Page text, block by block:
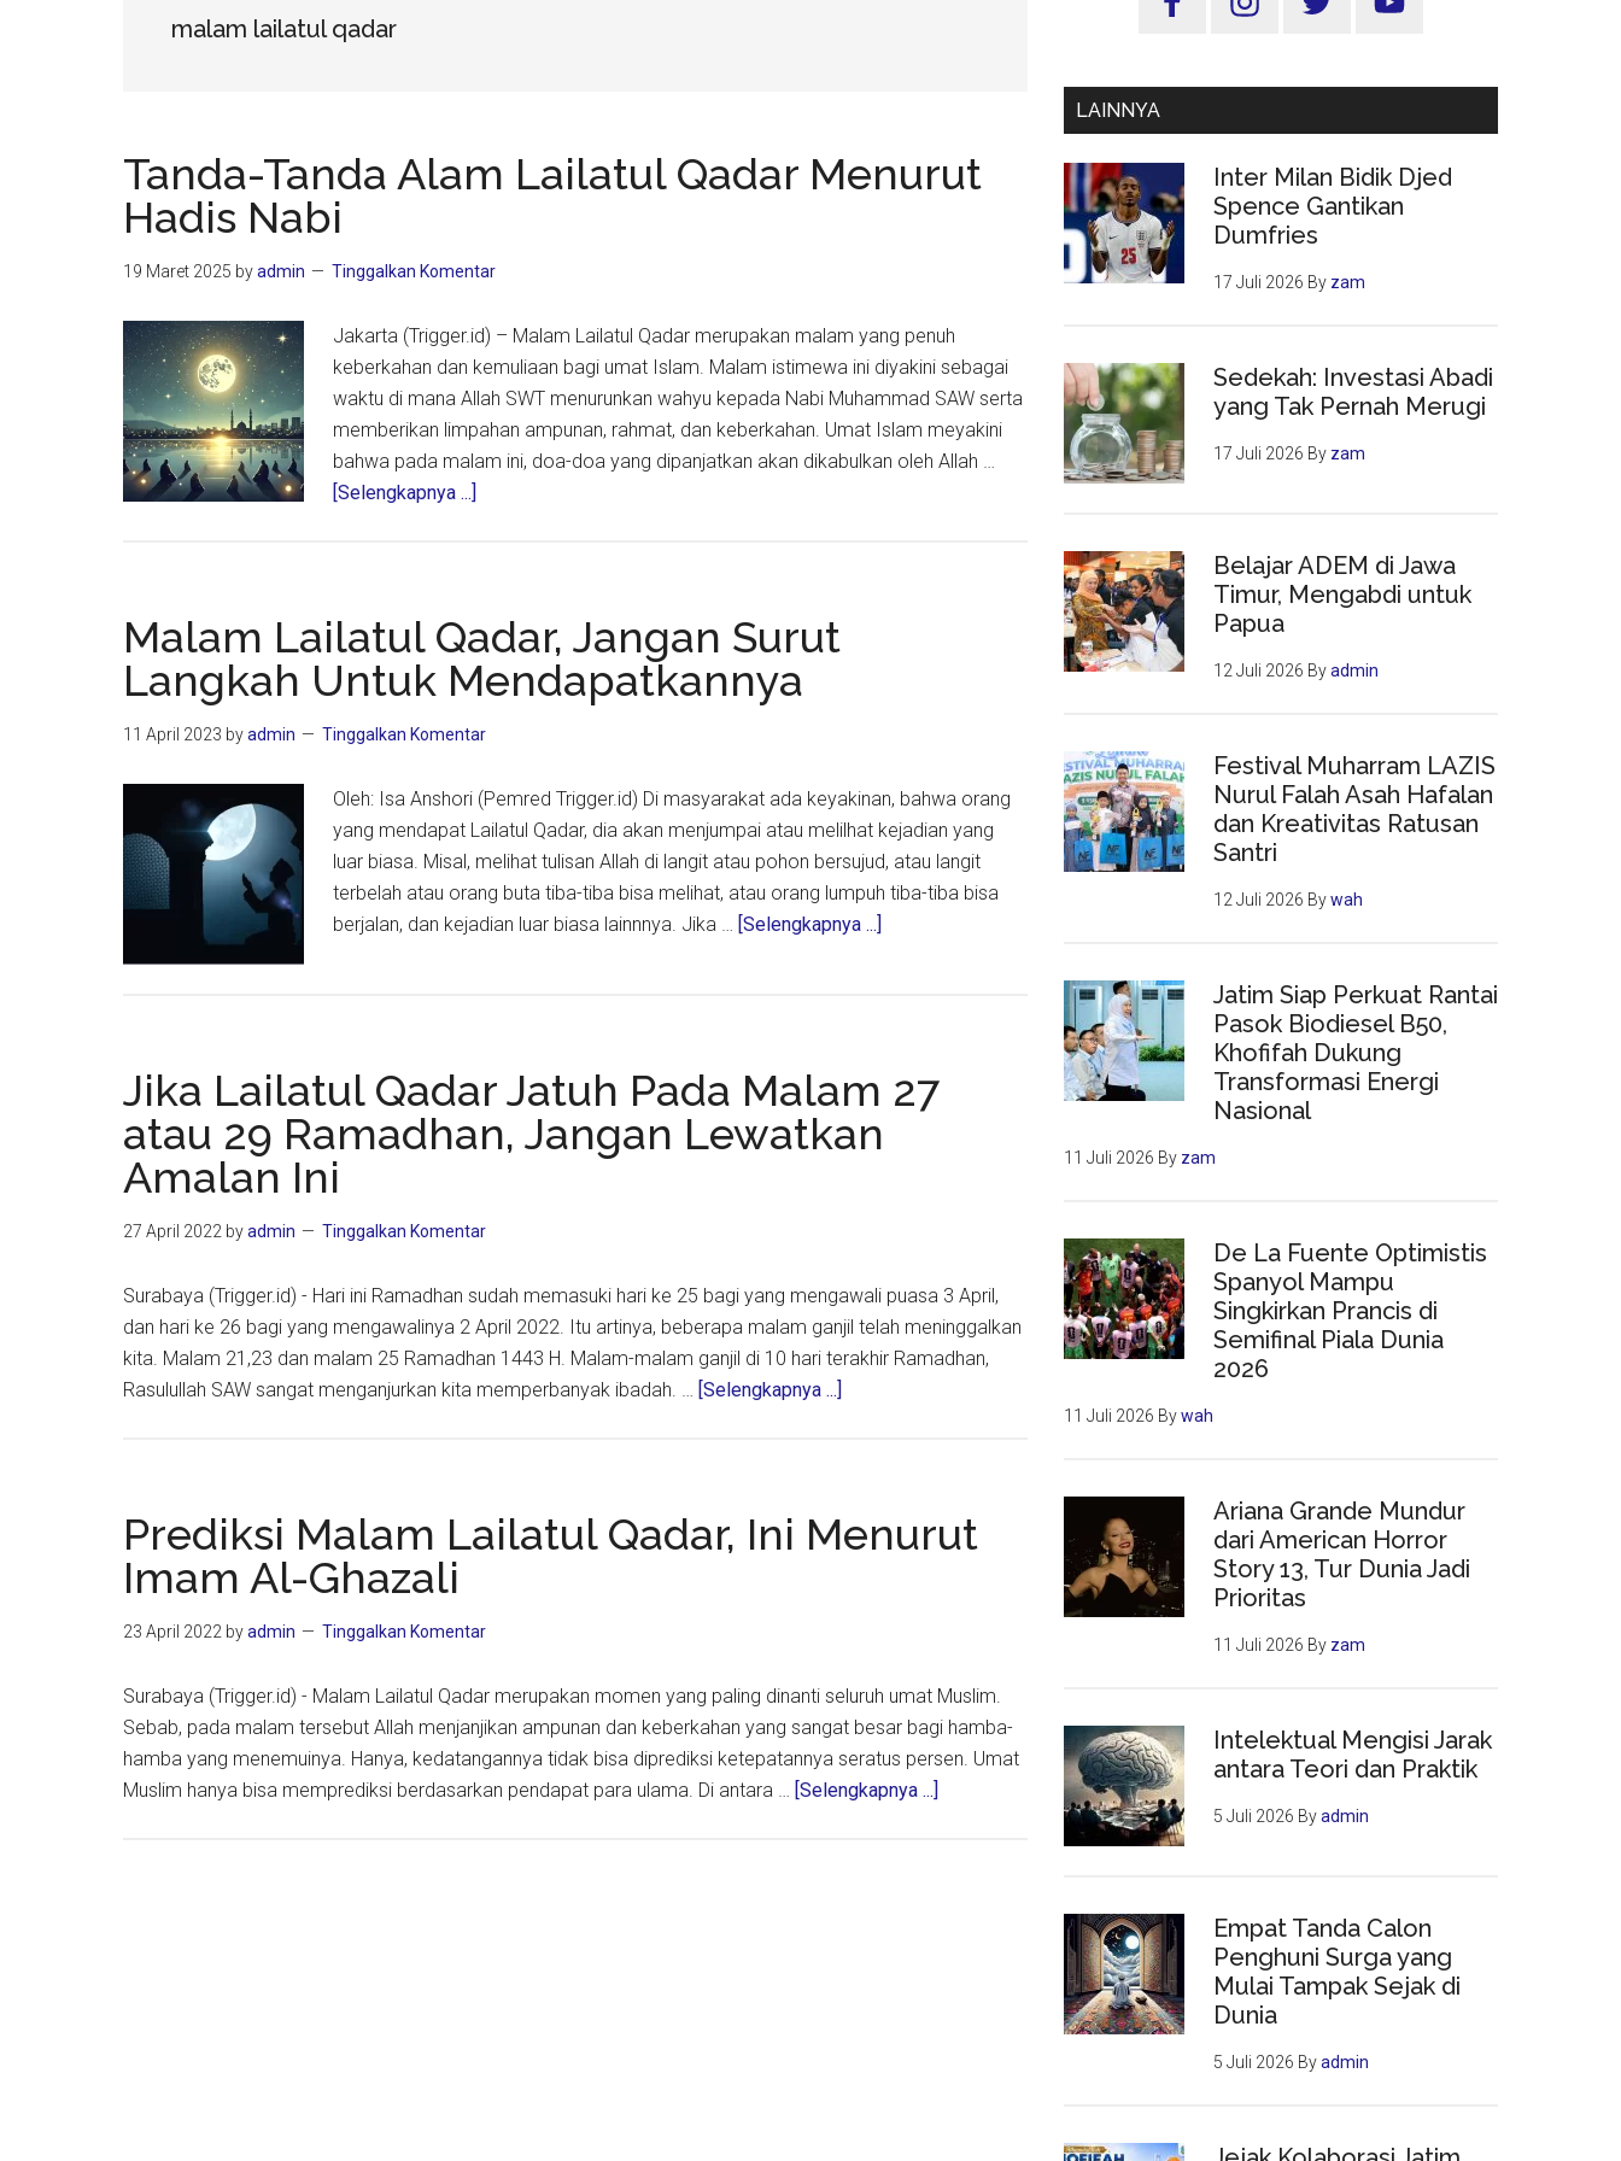
malam lailatul qadar
Tanda-Tanda Alam Lailatul Qadar Menurut
Hadis Nabi
19 Maret 2025 byadmin Tinggalkan Komentar
Jakarta (Trigger.id) – Malam Lailatul Qadar merupakan malam yang penuh
keberkahan dan kemuliaan bagi umat Islam. Malam istimewa ini diyakini sebagai
waktu di mana Allah SWT menurunkan wahyu kepada Nabi Muhammad SAW serta
memberikan limpahan ampunan, rahmat, dan keberkahan. Umat Islam meyakini
bahwa pada malam ini, doa-doa yang dipanjatkan akan dikabulkan oleh Allah …
[Selengkapnya ...]
Lailatul
Qadar
Menurut
Nabi
Malam Lailatul Qadar, Jangan Surut
Langkah Untuk Mendapatkannya
11 April 2023 byadmin Tinggalkan Komentar
Oleh: Isa Anshori (Pemred Trigger.id) Di masyarakat ada keyakinan, bahwa orang
yang mendapat Lailatul Qadar, dia akan menjumpai atau melilhat kejadian yang
luar biasa. Misal, melihat tulisan Allah di langit atau pohon bersujud, atau langit
terbelah atau orang buta tiba-tiba bisa melihat, atau orang lumpuh tiba-tiba bisa
berjalan, dan kejadian luar biasa lainnnya. Jika … [Selengkapnya ...]
Surut
Langkah
Jika Lailatul Qadar Jatuh Pada Malam 27
atau 29 Ramadhan, Jangan Lewatkan
Amalan Ini
27 April 2022 byadmin Tinggalkan Komentar
Surabaya (Trigger.id) - Hari ini Ramadhan sudah memasuki hari ke 25 bagi yang mengawali puasa 3 April,
dan hari ke 26 bagi yang mengawalinya 2 April 2022. Itu artinya, beberapa malam ganjil telah meninggalkan
kita. Malam 21,23 dan malam 25 Ramadhan 1443 H. Malam-malam ganjil di 10 hari terakhir Ramadhan,
Rasulullah SAW sangat menganjurkan kita memperbanyak ibadah. … [Selengkapnya ...]
Pada
Ramadhan,
Jangan
Lewatkan
Amalan
Prediksi Malam Lailatul Qadar, Ini Menurut
Imam Al-Ghazali
23 April 2022 byadmin Tinggalkan Komentar
Surabaya (Trigger.id) - Malam Lailatul Qadar merupakan momen yang paling dinanti seluruh umat Muslim.
Sebab, pada malam tersebut Allah menjanjikan ampunan dan keberkahan yang sangat besar bagi hamba-
hamba yang menemuinya. Hanya, kedatangannya tidak bisa diprediksi ketepatannya seratus persen. Umat
Muslim hanya bisa memprediksi berdasarkan pendapat para ulama. Di antara … [Selengkapnya ...]
Utama
LAINNYA
Inter Milan Bidik Djed
Spence Gantikan
Dumfries
17 Juli 2026 By zam
Sedekah: Investasi Abadi
yang Tak Pernah Merugi
17 Juli 2026 By zam
Belajar ADEM di Jawa
Timur, Mengabdi untuk
Papua
12 Juli 2026 Byadmin
Festival Muharram LAZIS
Nurul Falah Asah Hafalan
dan Kreativitas Ratusan
Santri
12 Juli 2026 Bywah
Jatim Siap Perkuat Rantai
Pasok Biodiesel B50,
Khofifah Dukung
Transformasi Energi
Nasional
11 Juli 2026 By zam
De La Fuente Optimistis
Spanyol Mampu
Singkirkan Prancis di
Semifinal Piala Dunia
2026
11 Juli 2026 Bywah
Ariana Grande Mundur
dari American Horror
Story 13, Tur Dunia Jadi
Prioritas
11 Juli 2026 By zam
Intelektual Mengisi Jarak
antara Teori dan Praktik
5 Juli 2026 Byadmin
Empat Tanda Calon
Penghuni Surga yang
Mulai Tampak Sejak di
Dunia
5 Juli 2026 Byadmin